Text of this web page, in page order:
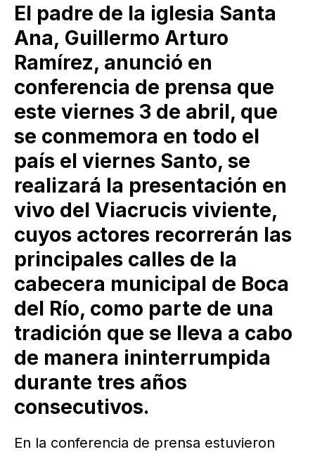
El padre de la iglesia Santa
Ana, Guillermo Arturo
Ramírez, anunció en
conferencia de prensa que
este viernes 3 de abril, que
se conmemora en todo el
país el viernes Santo, se
realizará la presentación en
vivo del Viacrucis viviente,
cuyos actores recorrerán las
principales calles de la
cabecera municipal de Boca
del Río, como parte de una
tradición que se lleva a cabo
de manera ininterrumpida
durante tres años
consecutivos.
En la conferencia de prensa estuvieron